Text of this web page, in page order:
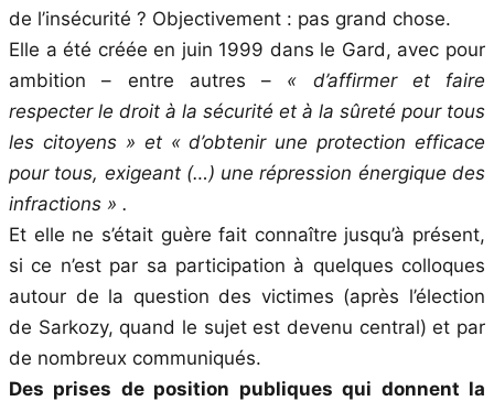
de l’insécurité ? Objectivement : pas grand chose.
Elle a été créée en juin 1999 dans le Gard, avec pour
ambition – entre autres – « d’affirmer et faire
respecter le droit à la sécurité et à la sûreté pour tous
les citoyens » et « d’obtenir une protection efficace
pour tous, exigeant (…) une répression énergique des
infractions » .
Et elle ne s’était guère fait connaître jusqu’à présent,
si ce n’est par sa participation à quelques colloques
autour de la question des victimes (après l’élection
de Sarkozy, quand le sujet est devenu central) et par
de nombreux communiqués.
Des prises de position publiques qui donnent la